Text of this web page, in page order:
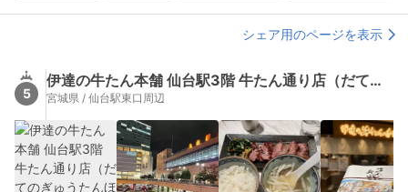
シェア用のページを表示
5
伊達の牛たん本舗 仙台駅3階 牛たん通り店（だてのぎゅうたんほんぽ）
宮城県 / 仙台駅東口周辺